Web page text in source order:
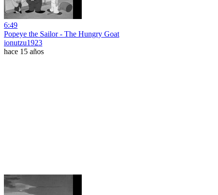
6:49
Popeye the Sailor - The Hungry Goat
ionutzu1923
hace 15 años